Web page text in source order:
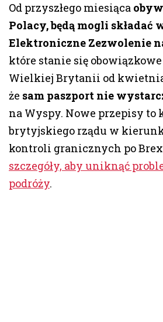
Od przyszłego miesiąca
Polacy, będą mogli składać
Elektroniczne Zezwolenie
które stanie się
Wielkiej Brytanii od
że sam paszport nie
na Wyspy. Nowe przepisy to
brytyjskiego rządu w
kontroli granicznych po
szczegóły, aby uniknąć
podróży.